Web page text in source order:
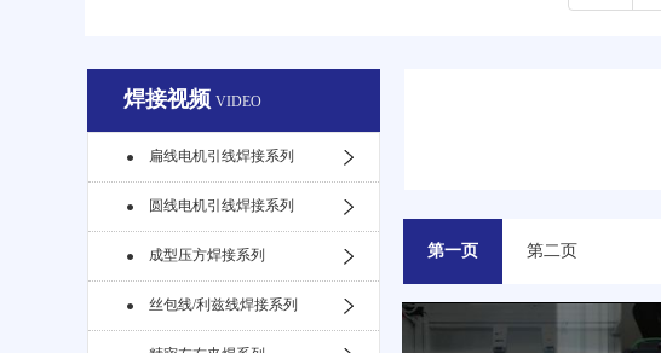
代人工质检，实现焊后在线
智能校验，同时支持数据追
溯，为新能源电机焊接品质
提供全链路保障。
秒，1.0mm 线径点焊约 9
线，可配套工业冷水机，助
熔焊，
焊接视频 VIDEO
扁线电机引线焊接系列
圆线电机引线焊接系列
成型压方焊接系列
丝包线/利兹线焊接系列
第一页 第二页